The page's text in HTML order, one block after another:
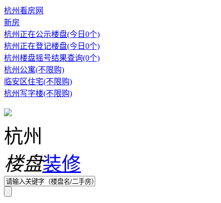
杭州看房网
新房
杭州正在公示楼盘(今日0个)
杭州正在登记楼盘(今日0个)
杭州楼盘摇号结果查询(0个)
杭州公寓(不限购)
临安区住宅(不限购)
杭州写字楼(不限购)
杭州
楼盘装修